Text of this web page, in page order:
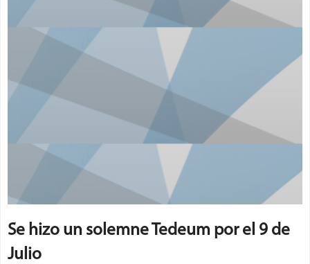
Se hizo un solemne Tedeum por el 9 de
Julio